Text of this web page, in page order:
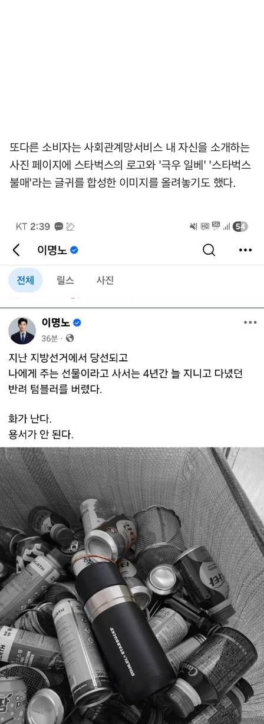
또다른 소비자는 사회관계망서비스 내 자신을 소개하는
사진 페이지에 스타벅스의 로고와 '극우 일베' '스타벅스
불매'라는 글귀를 합성한 이미지를 올려놓기도 했다.